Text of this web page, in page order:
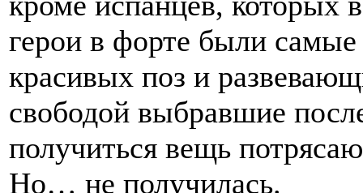
герои в форте были
красивых поз и
свободой выбравшие
получиться вещь
Но… не получилась.